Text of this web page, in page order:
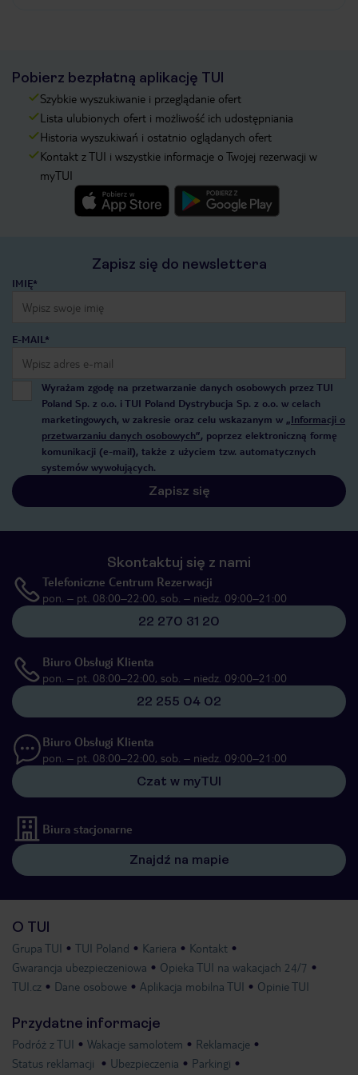
Pobierz bezpłatną aplikację TUI
Szybkie wyszukiwanie i przeglądanie ofert
Lista ulubionych ofert i możliwość ich udostępniania
Historia wyszukiwań i ostatnio oglądanych ofert
Kontakt z TUI i wszystkie informacje o Twojej rezerwacji w
myTUI
Zapisz się do newslettera
IMIĘ*
E-MAIL*
Wyrażam zgodę na przetwarzanie danych osobowych przez TUI
Poland Sp. z o.o. i TUI Poland Dystrybucja Sp. z o.o. w celach
marketingowych, w zakresie oraz celu wskazanym w „Informacji o
przetwarzaniu danych osobowych”, poprzez elektroniczną formę
komunikacji (e-mail), także z użyciem tzw. automatycznych
systemów wywołujących.
Zapisz się
Skontaktuj się z nami
Telefoniczne Centrum Rezerwacji
pon. – pt. 08:00–22:00, sob. – niedz. 09:00–21:00
22 270 31 20
Biuro Obsługi Klienta
pon. – pt. 08:00–22:00, sob. – niedz. 09:00–21:00
22 255 04 02
Biuro Obsługi Klienta
pon. – pt. 08:00–22:00, sob. – niedz. 09:00–21:00
Czat w myTUI
Biura stacjonarne
Znajdź na mapie
O TUI
Grupa TUI TUI Poland Kariera
Kontakt
Gwarancja ubezpieczeniowa
Opieka TUI na wakacjach 24/7
TUI.cz
Dane osobowe Aplikacja mobilna TUI Opinie TUI
Przydatne informacje
Podróż z TUI Wakacje samolotem
Reklamacje
Status reklamacji
Ubezpieczenia Parkingi